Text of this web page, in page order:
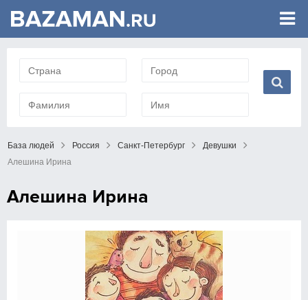
База людей Россия Санкт-Петербург
Девушки
Алешина Ирина
Алешина Ирина